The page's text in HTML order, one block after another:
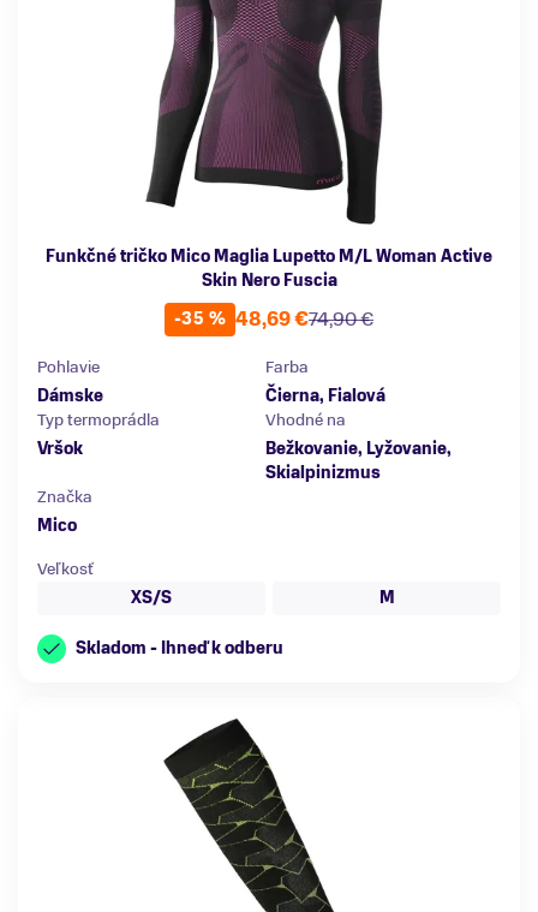
Funkčné tričko Mico Maglia Lupetto M/L Woman Active
Skin Nero Fuscia
-35 %
74,90 €
48,69 €
Pohlavie
Dámske
Farba
Čierna, Fialová
Typ termoprádla
Vršok
Vhodné na
Bežkovanie, Lyžovanie,
Skialpinizmus
Značka
Mico
Veľkosť
XS/S
M
Skladom - Ihneď k odberu